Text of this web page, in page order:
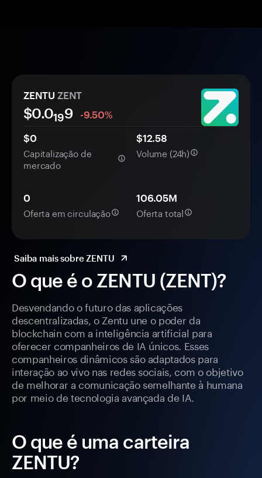
O que é o ZENTU (ZENT)?
Desvendando o futuro das aplicações
descentralizadas, o Zentu une o poder da
blockchain com a inteligência artificial para
oferecer companheiros de IA únicos. Esses
companheiros dinâmicos são adaptados para
interação ao vivo nas redes sociais, com o objetivo
de melhorar a comunicação semelhante à humana
por meio de tecnologia avançada de IA.
O que é uma carteira
ZENTU?
ZENTU ZENT
$0.0199
-9.50%
$0
Capitalização de
mercado
$12.58
Volume (24h)
0
Oferta em circulação
106.05M
Oferta total
Saiba mais sobre ZENTU